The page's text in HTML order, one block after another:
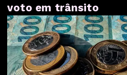
voto em trânsito